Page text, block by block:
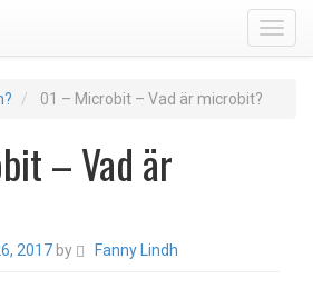
01 – Microbit – Vad är microbit?
– Vad är
2017 by Fanny Lindh